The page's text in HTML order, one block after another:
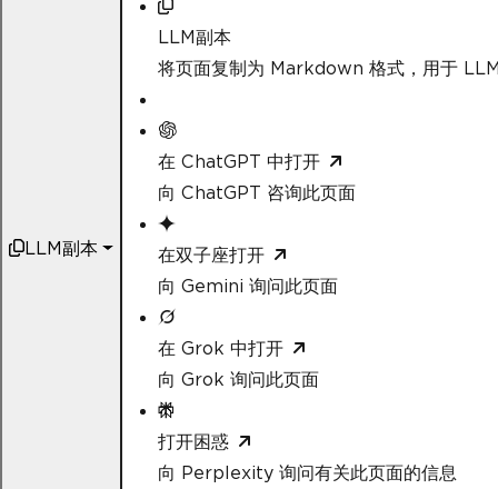
LLM副本
LLM副本
将页面复制为 Markdown 格式，用于
在 ChatGPT 中打开
向 ChatGPT 咨询此页面
在双子座打开
向 Gemini 询问此页面
在 Grok 中打开
向 Grok 询问此页面
打开困惑
向 Perplexity 询问有关此页面的信息